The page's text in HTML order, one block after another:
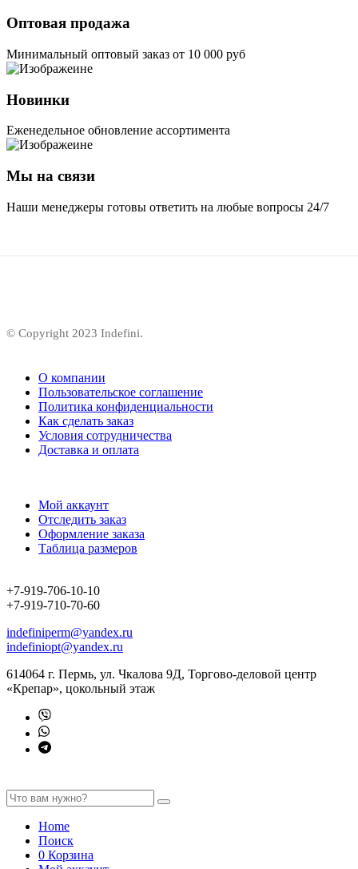
Оптовая продажа
Минимальный оптовый заказ от 10 000 руб
Новинки
Еженедельное обновление ассортимента
Мы на связи
Наши менеджеры готовы ответить на любые вопросы 24/7
© Copyright 2023 Indefini.
О компании
Пользовательское соглашение
Политика конфиденциальности
Как сделать заказ
Условия сотрудничества
Доставка и оплата
Мой аккаунт
Отследить заказ
Оформление заказа
Таблица размеров
+7-919-706-10-10
+7-919-710-70-60
indefiniperm@yandex.ru
indefiniopt@yandex.ru
614064 г. Пермь, ул. Чкалова 9Д, Торгово-деловой центр
«Крепар», цокольный этаж
Home
Поиск
0 Корзина